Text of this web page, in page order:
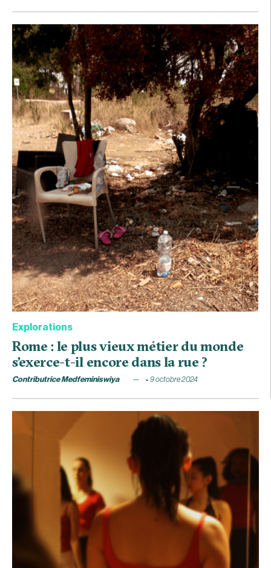
Explorations
Rome : le plus vieux métier du monde
s’exerce-t-il encore dans la rue ?
Contributrice Medfeminiswiya 9 octobre 2024